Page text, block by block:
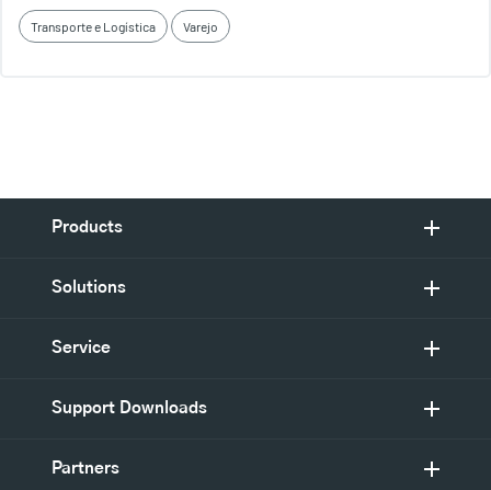
Transporte e Logística Varejo
Products
Solutions
Service
Support Downloads
Partners